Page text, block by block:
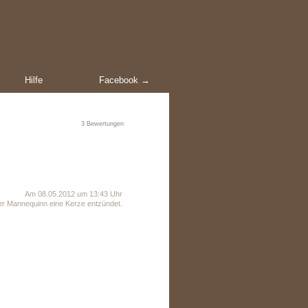
Hilfe Facebook →
3 Bewertungen
Am 08.05.2012 um 13:43 Uhr
Mannequinn eine Kerze entzündet.